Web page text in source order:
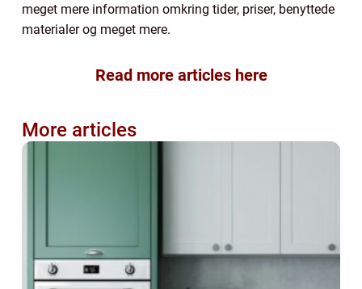
meget mere information omkring tider, priser, benyttede
materialer og meget mere.
Read more articles here
More articles